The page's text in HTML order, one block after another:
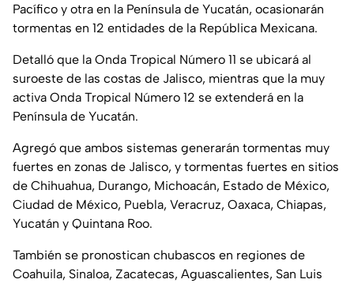
Pacífico y otra en la Península de Yucatán, ocasionarán
tormentas en 12 entidades de la República Mexicana.
Detalló que la Onda Tropical Número 11 se ubicará al
suroeste de las costas de Jalisco, mientras que la muy
activa Onda Tropical Número 12 se extenderá en la
Península de Yucatán.
Agregó que ambos sistemas generarán tormentas muy
fuertes en zonas de Jalisco, y tormentas fuertes en sitios
de Chihuahua, Durango, Michoacán, Estado de México,
Ciudad de México, Puebla, Veracruz, Oaxaca, Chiapas,
Yucatán y Quintana Roo.
También se pronostican chubascos en regiones de
Coahuila, Sinaloa, Zacatecas, Aguascalientes, San Luis